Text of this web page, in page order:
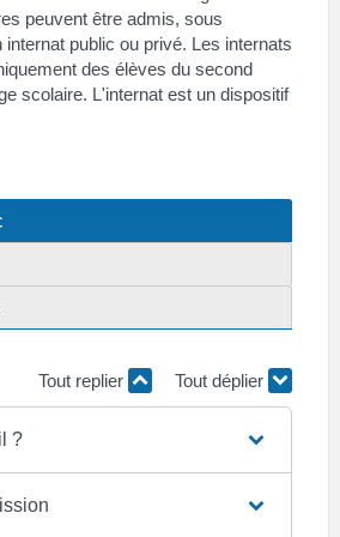
peuvent être admis, sous
public ou privé. Les internats
des élèves du second
scolaire. L'internat est un dispositif
Tout replier Tout déplier
?